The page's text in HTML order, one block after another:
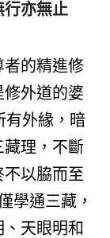
亦無止
者的精進修
外道的婆
有外緣，暗
藏理，不斷
以脇而至
學通三藏，
天眼明和